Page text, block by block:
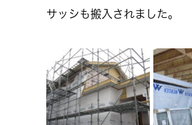
サッシも搬入されました。